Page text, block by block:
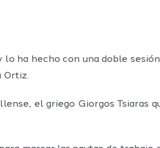
ha hecho con una doble
Ortiz.
el griego Giorgos Tsiaras